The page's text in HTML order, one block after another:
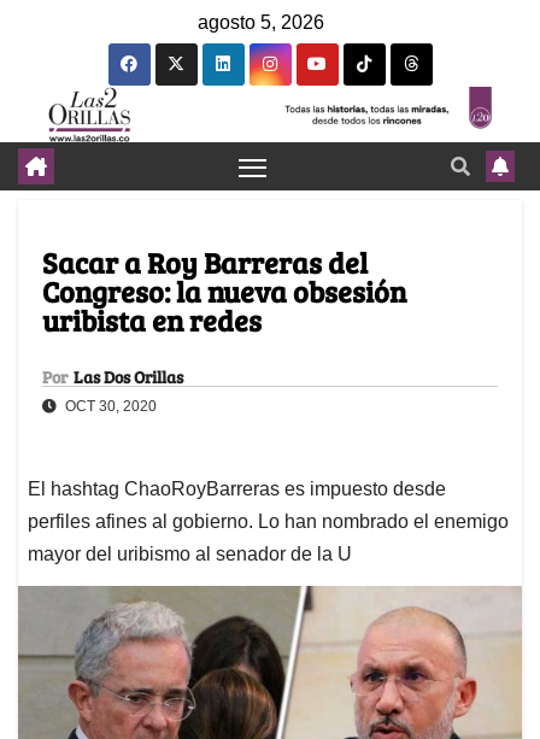
agosto 5, 2026
Sacar a Roy Barreras del
Congreso: la nueva obsesión
uribista en redes
Por Las Dos Orillas
OCT 30, 2020
El hashtag ChaoRoyBarreras es impuesto desde
perfiles afines al gobierno. Lo han nombrado el enemigo
mayor del uribismo al senador de la U